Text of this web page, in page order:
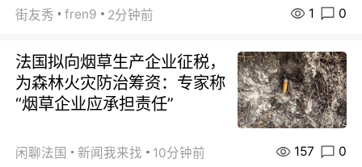
街友秀 fren9 2分钟前 1 0
法国拟向烟草生产企业征税，
为森林火灾防治筹资：专家称
“烟草企业应承担责任”
闲聊法国 新闻我来找 10分钟前 157 0